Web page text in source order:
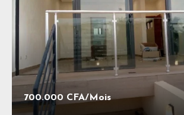
700.000 CFA/Mois